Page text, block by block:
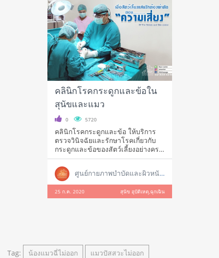
คลินิกโรคกระดูกและข้อใน
สุนัขและแมว
0 5720
คลินิกโรคกระดูกและข้อ ให้บริการ
ตรวจวินิจฉัยและรักษาโรคเกี่ยวกับ
กระดูกและข้อของสัตว์เลี้ยงอย่างครบ
วงจ
ศูนย์กายภาพบำบัดและผิวหนังสัตว์เลี้ยง
25 ก.ค. 2020 สุนัข อุบัติเหตุ,ฉุกเฉิน
Tag: น้องแมวฉี่ไม่ออก แมวปัสสวะไม่ออก